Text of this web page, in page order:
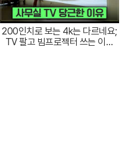
200인치로 보는 4k는 다르네요;
TV 팔고 빔프로젝터 쓰는 이유